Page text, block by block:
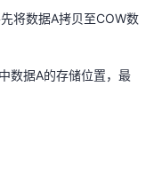
将数据A拷贝至COW数
数据A的存储位置，最